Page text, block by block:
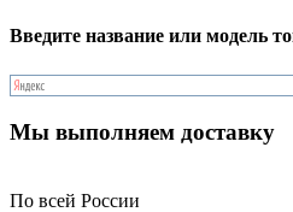
Введите название или модель
Мы выполняем доставку
По всей России